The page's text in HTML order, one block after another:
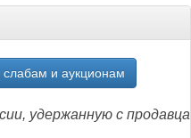
слабам и аукционам
удержанную с продавца